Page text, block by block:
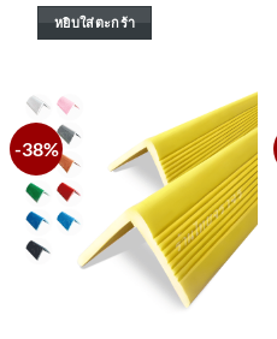
หยิบใส่ตะกร้า
-38%